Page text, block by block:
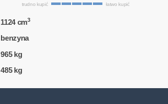
trudno kupić łatwo kupić
1124 cm3
benzyna
965 kg
485 kg